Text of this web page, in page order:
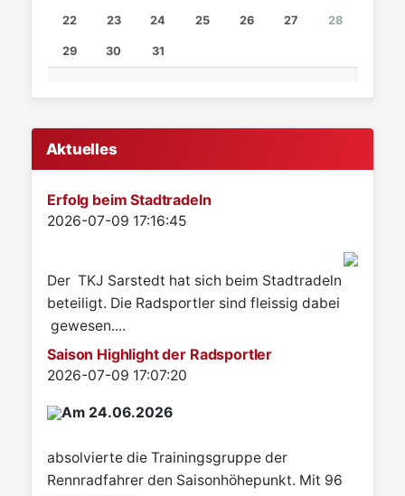
22 23 24 25 26 27 28
29 30 31
Aktuelles
Erfolg beim Stadtradeln
Details
2026-07-09 17:16:45
Der TKJ Sarstedt hat sich beim Stadtradeln
beteiligt. Die Radsportler sind fleissig dabei
gewesen....
Saison Highlight der Radsportler
Details
2026-07-09 17:07:20
Am 24.06.2026
absolvierte die Trainingsgruppe der
Rennradfahrer den Saisonhöhepunkt. Mit 96